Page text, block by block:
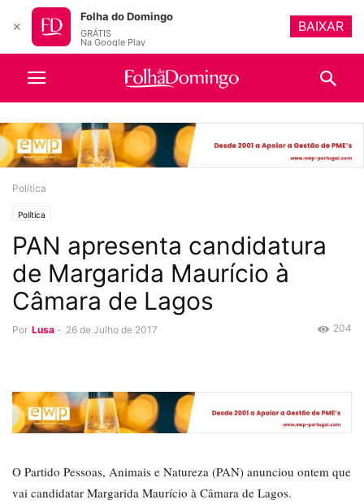
Política
Política
PAN apresenta candidatura
de Margarida Maurício à
Câmara de Lagos
Por Lusa - 26 de Julho de 2017 204
O Partido Pessoas, Animais e Natureza (PAN) anunciou ontem que
vai candidatar Margarida Maurício à Câmara de Lagos.
✕
Folha do Domingo
GRÁTIS
Na Google Play
BAIXAR